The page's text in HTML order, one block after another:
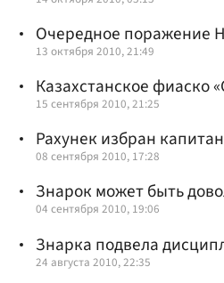
Очередное поражение
13 октября 2010, 21:49
Казахстанское фиаско
15 сентября 2010, 21:25
Рахунек избран
08 сентября 2010, 17:28
Знарок может быть
04 сентября 2010, 19:06
Знарка подвела
24 августа 2010, 22:35